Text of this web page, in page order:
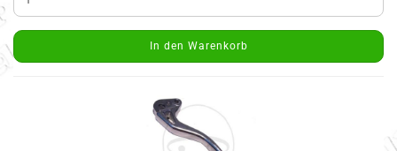
In den Warenkorb